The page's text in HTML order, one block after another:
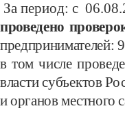
За период: с 06.08.
проведено
предпринимателей: 9
в том числе
власти субъектов
и органов местного